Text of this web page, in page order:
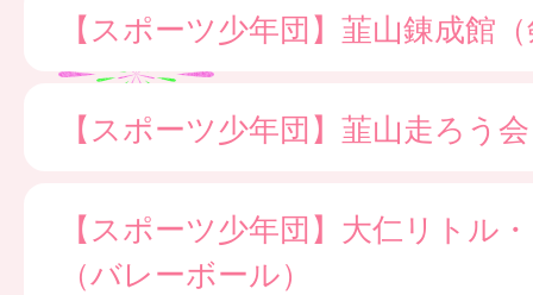
【スポーツ少年団】韮山錬成館
【スポーツ少年団】韮山走ろう
【スポーツ少年団】大仁リトル
（バレーボール）